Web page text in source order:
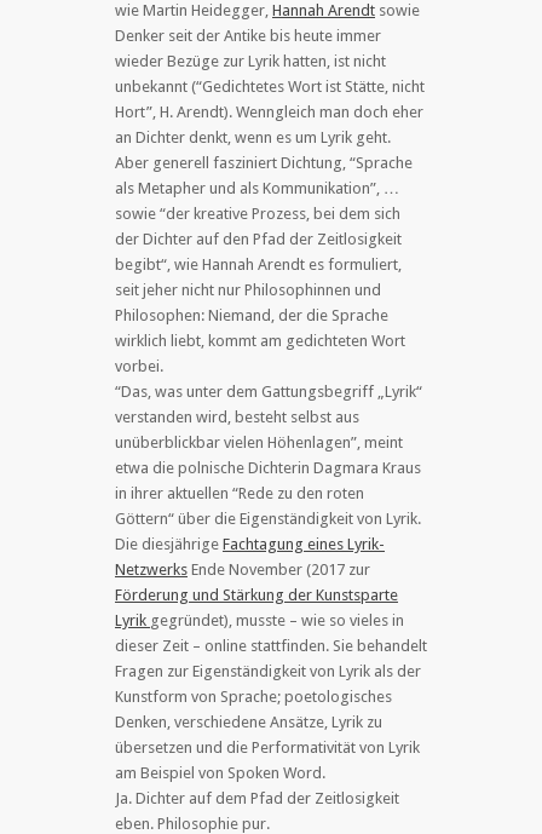
wie Martin Heidegger, Hannah Arendt sowie
Denker seit der Antike bis heute immer
wieder Bezüge zur Lyrik hatten, ist nicht
unbekannt (“Gedichtetes Wort ist Stätte, nicht
Hort”, H. Arendt). Wenngleich man doch eher
an Dichter denkt, wenn es um Lyrik geht.
Aber generell fasziniert Dichtung, “Sprache
als Metapher und als Kommunikation”, …
sowie “der kreative Prozess, bei dem sich
der Dichter auf den Pfad der Zeitlosigkeit
begibt“, wie Hannah Arendt es formuliert,
seit jeher nicht nur Philosophinnen und
Philosophen: Niemand, der die Sprache
wirklich liebt, kommt am gedichteten Wort
vorbei.
“Das, was unter dem Gattungsbegriff „Lyrik“
verstanden wird, besteht selbst aus
unüberblickbar vielen Höhenlagen”, meint
etwa die polnische Dichterin Dagmara Kraus
in ihrer aktuellen “Rede zu den roten
Göttern“ über die Eigenständigkeit von Lyrik.
Die diesjährige Fachtagung eines Lyrik-
Netzwerks Ende November (2017 zur
Förderung und Stärkung der Kunstsparte
Lyrik gegründet), musste – wie so vieles in
dieser Zeit – online stattfinden. Sie behandelt
Fragen zur Eigenständigkeit von Lyrik als der
Kunstform von Sprache; poetologisches
Denken, verschiedene Ansätze, Lyrik zu
übersetzen und die Performativität von Lyrik
am Beispiel von Spoken Word.
Ja. Dichter auf dem Pfad der Zeitlosigkeit
eben. Philosophie pur.